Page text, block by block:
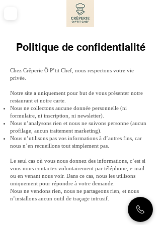
Politique de confidentialité
Chez Crêperie Ô P’tit Chef, nous respectons votre vie
privée.
Notre site a uniquement pour but de vous présenter notre
restaurant et notre carte.
Nous ne collectons aucune donnée personnelle (ni
formulaire, ni inscription, ni newsletter).
Nous n’analysons rien et nous ne suivons personne (aucun
profilage, aucun traitement marketing).
Nous n’utilisons pas vos informations à d’autres fins, car
nous n’en recueillons tout simplement pas.
Le seul cas où vous nous donnez des informations, c’est si
vous nous contactez volontairement par téléphone, e-mail
ou en venant nous voir. Dans ce cas, nous les utilisons
uniquement pour répondre à votre demande.
Nous ne vendons rien, nous ne partageons rien, et nous
n’installons aucun outil de traçage intrusif.